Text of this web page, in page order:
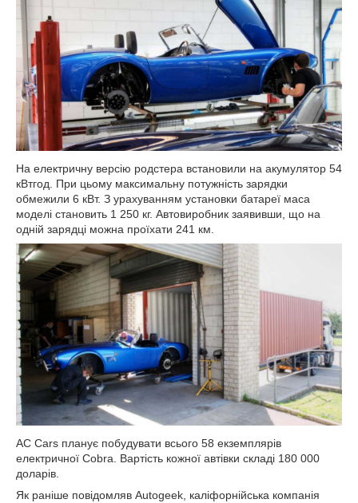
На електричну версію родстера встановили на акумулятор 54
кВтгод. При цьому максимальну потужність зарядки
обмежили 6 кВт. З урахуванням установки батареї маса
моделі становить 1 250 кг. Автовиробник заявивши, що на
одній зарядці можна проїхати 241 км.
AC Cars планує побудувати всього 58 екземплярів
електричної Cobra. Вартість кожної автівки складі 180 000
доларів.
Як раніше повідомляв Autogeek, каліфорнійська компанія